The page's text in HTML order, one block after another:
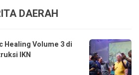
DAERAH
Healing Volume 3 di
IKN